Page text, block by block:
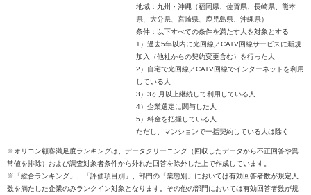
地域：九州・沖縄（福岡県、佐賀県、長崎県、熊本
県、大分県、宮崎県、鹿児島県、沖縄県）
条件：以下すべての条件を満たす人を対象とする
1）過去5年以内に光回線／CATV回線サービスに新規
加入（他社からの契約変更含む）を行った人
2）自宅で光回線／CATV回線でインターネットを利用
している人
3）3ヶ月以上継続して利用している人
4）企業選定に関与した人
5）料金を把握している人
ただし、マンションで一括契約している人は除く
※オリコン顧客満足度ランキングは、データクリーニング（回収したデータから不正回答や異
常値を排除）および調査対象者条件から外れた回答を除外した上で作成しています。
※「総合ランキング」、「評価項目別」、部門の「業態別」においては有効回答者数が規定人
数を満たした企業のみランクイン対象となります。その他の部門においては有効回答者数が規